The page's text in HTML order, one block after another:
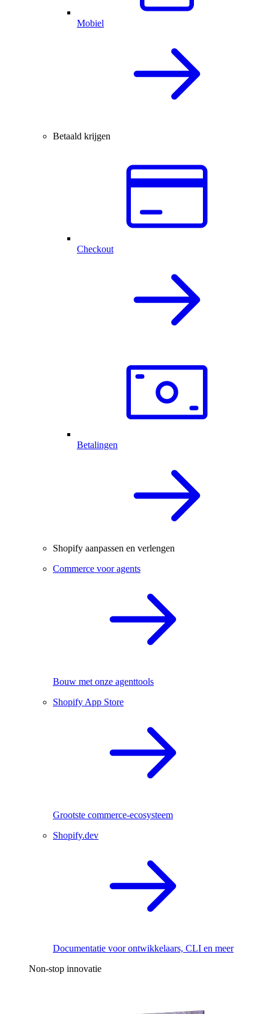
Mobiel
Betaald krijgen
Checkout
Betalingen
Shopify aanpassen en verlengen
Commerce voor agents
Bouw met onze agenttools
Shopify App Store
Grootste commerce-ecosysteem
Shopify.dev
Documentatie voor ontwikkelaars, CLI en meer
Non-stop innovatie